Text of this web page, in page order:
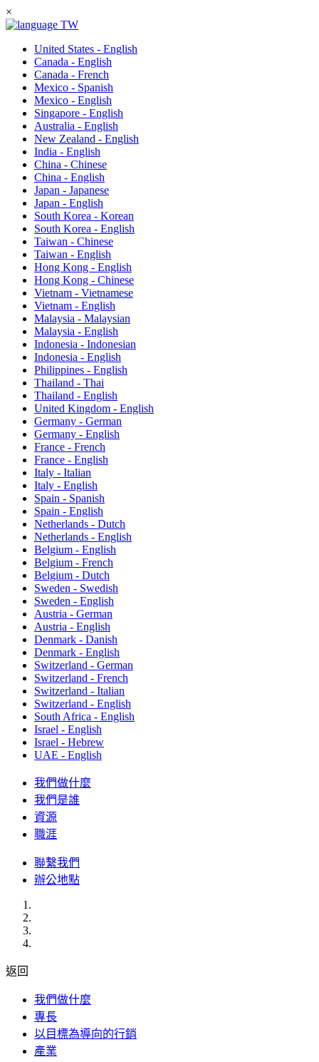
×
TW
United States - English
Canada - English
Canada - French
Mexico - Spanish
Mexico - English
Singapore - English
Australia - English
New Zealand - English
India - English
China - Chinese
China - English
Japan - Japanese
Japan - English
South Korea - Korean
South Korea - English
Taiwan - Chinese
Taiwan - English
Hong Kong - English
Hong Kong - Chinese
Vietnam - Vietnamese
Vietnam - English
Malaysia - Malaysian
Malaysia - English
Indonesia - Indonesian
Indonesia - English
Philippines - English
Thailand - Thai
Thailand - English
United Kingdom - English
Germany - German
Germany - English
France - French
France - English
Italy - Italian
Italy - English
Spain - Spanish
Spain - English
Netherlands - Dutch
Netherlands - English
Belgium - English
Belgium - French
Belgium - Dutch
Sweden - Swedish
Sweden - English
Austria - German
Austria - English
Denmark - Danish
Denmark - English
Switzerland - German
Switzerland - French
Switzerland - Italian
Switzerland - English
South Africa - English
Israel - English
Israel - Hebrew
UAE - English
我們做什麼
我們是誰
資源
職涯
聯繫我們
辦公地點
返回
我們做什麼
專長
以目標為導向的行銷
產業